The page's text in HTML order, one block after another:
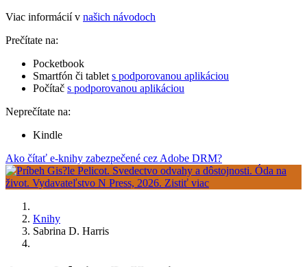
Viac informácií v našich návodoch
Prečítate na:
Pocketbook
Smartfón či tablet s podporovanou aplikáciou
Počítač s podporovanou aplikáciou
Neprečítate na:
Kindle
Ako čítať e-knihy zabezpečené cez Adobe DRM?
Knihy
Sabrina D. Harris